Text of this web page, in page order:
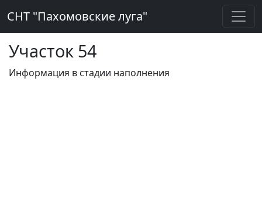
СНТ "Пахомовские луга"
Участок 54
Информация в стадии наполнения